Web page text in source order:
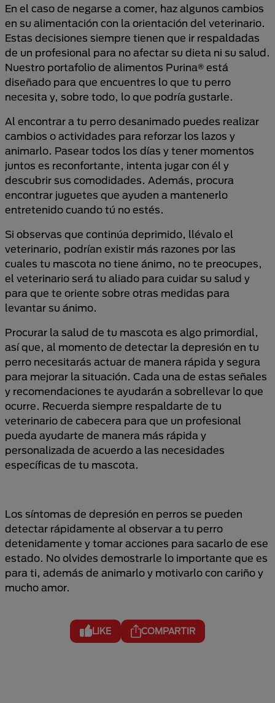
En el caso de negarse a comer, haz algunos cambios
en su alimentación con la orientación del veterinario.
Estas decisiones siempre tienen que ir respaldadas
de un profesional para no afectar su dieta ni su salud.
Nuestro portafolio de alimentos Purina® está
diseñado para que encuentres lo que tu perro
necesita y, sobre todo, lo que podría gustarle.
Al encontrar a tu perro desanimado puedes realizar
cambios o actividades para reforzar los lazos y
animarlo. Pasear todos los días y tener momentos
juntos es reconfortante, intenta jugar con él y
descubrir sus comodidades. Además, procura
encontrar juguetes que ayuden a mantenerlo
entretenido cuando tú no estés.
Si observas que continúa deprimido, llévalo el
veterinario, podrían existir más razones por las
cuales tu mascota no tiene ánimo, no te preocupes,
el veterinario será tu aliado para cuidar su salud y
para que te oriente sobre otras medidas para
levantar su ánimo.
Procurar la salud de tu mascota es algo primordial,
así que, al momento de detectar la depresión en tu
perro necesitarás actuar de manera rápida y segura
para mejorar la situación. Cada una de estas señales
y recomendaciones te ayudarán a sobrellevar lo que
ocurre. Recuerda siempre respaldarte de tu
veterinario de cabecera para que un profesional
pueda ayudarte de manera más rápida y
personalizada de acuerdo a las necesidades
específicas de tu mascota.
Los síntomas de depresión en perros se pueden
detectar rápidamente al observar a tu perro
detenidamente y tomar acciones para sacarlo de ese
estado. No olvides demostrarle lo importante que es
para ti, además de animarlo y motivarlo con cariño y
mucho amor.
LIKE COMPARTIR